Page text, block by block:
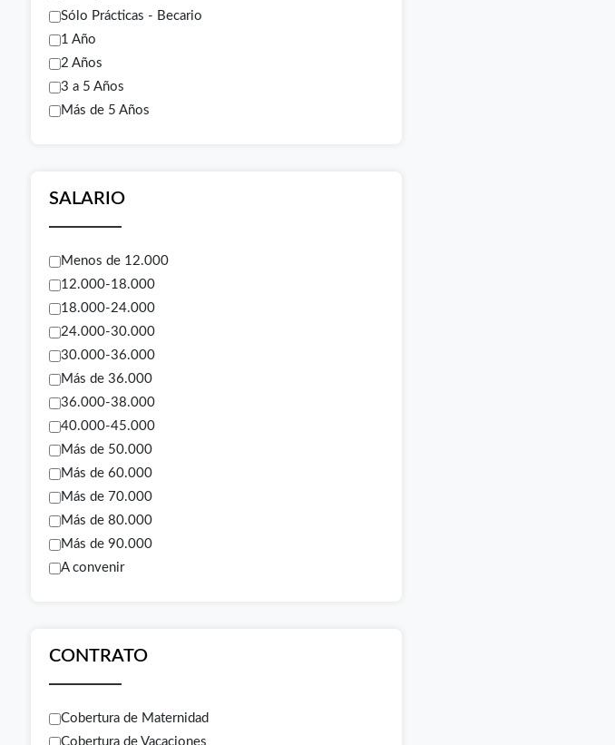
Sólo Prácticas - Becario
1 Año
2 Años
3 a 5 Años
Más de 5 Años
SALARIO
Menos de 12.000
12.000-18.000
18.000-24.000
24.000-30.000
30.000-36.000
Más de 36.000
36.000-38.000
40.000-45.000
Más de 50.000
Más de 60.000
Más de 70.000
Más de 80.000
Más de 90.000
A convenir
CONTRATO
Cobertura de Maternidad
Cobertura de Vacaciones